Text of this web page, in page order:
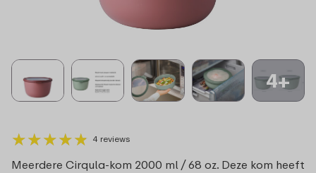
4+
★★★★★
★★★★★ 4 reviews
Meerdere Cirqula-kom 2000 ml / 68 oz. Deze kom heeft